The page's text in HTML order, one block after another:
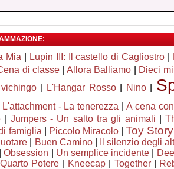
Mia Lupin III: Il castello di Cagliostro
di classe Allora Balliamo
Dieci
L'Hangar Rosso| Nino|
L'attachment - La tenerezza
A cena
Jumpers - Un salto tra gli animali |
famiglia Piccolo Miracolo|Toy
Buen Camino|
Il silenzio degli
Obsession Un semplice incidente
Quarto Potere Kneecap Together|